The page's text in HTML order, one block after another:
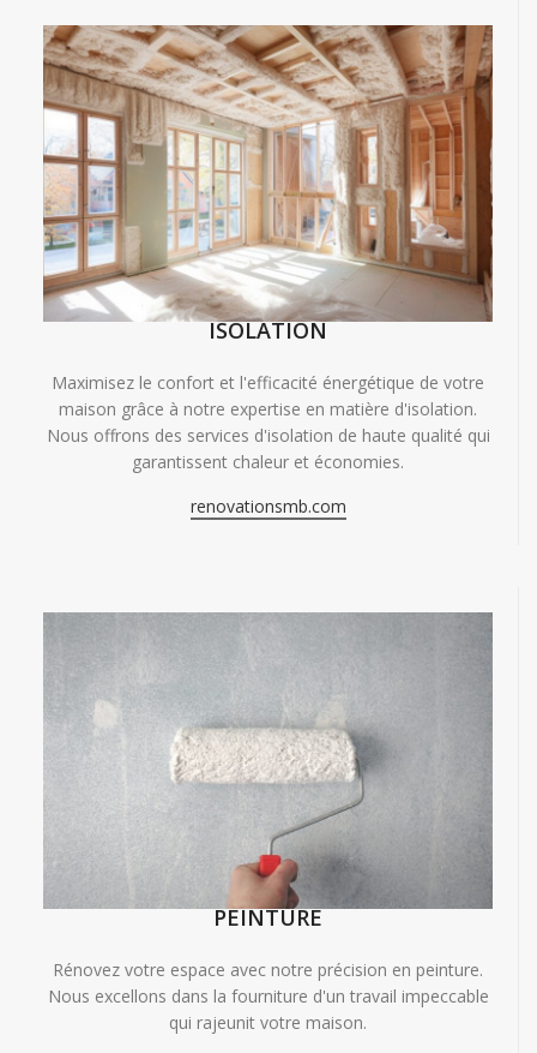
ISOLATION
Maximisez le confort et l'efficacité énergétique de votre
maison grâce à notre expertise en matière d'isolation.
Nous offrons des services d'isolation de haute qualité qui
garantissent chaleur et économies.
renovationsmb.com
PEINTURE
Rénovez votre espace avec notre précision en peinture.
Nous excellons dans la fourniture d'un travail impeccable
qui rajeunit votre maison.